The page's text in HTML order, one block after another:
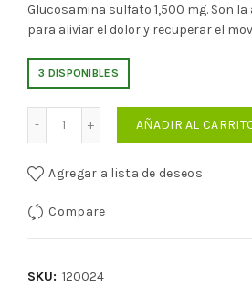
Glucosamina sulfato 1,500 mg. Son
para aliviar el dolor y recuperar el
3 DISPONIBLES
AÑADIR AL
Agregar a lista de deseos
Compare
SKU: 120024